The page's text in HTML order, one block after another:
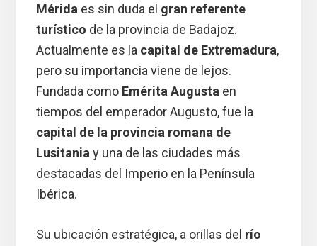
Mérida es sin duda el gran referente
turístico de la provincia de Badajoz.
Actualmente es la capital de Extremadura,
pero su importancia viene de lejos.
Fundada como Emérita Augusta en
tiempos del emperador Augusto, fue la
capital de la provincia romana de
Lusitania y una de las ciudades más
destacadas del Imperio en la Península
Ibérica.
Su ubicación estratégica, a orillas del río